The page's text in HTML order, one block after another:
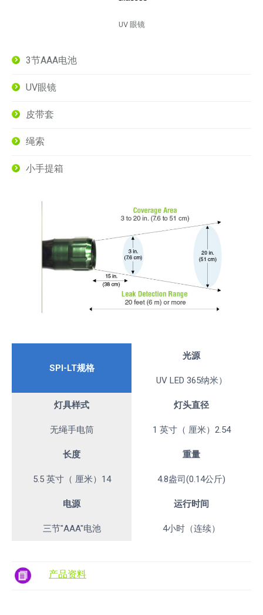
UV 眼镜
3节AAA电池
UV眼镜
皮带套
绳索
小手提箱
SPI-LT规格
光源
UV LED 365纳米）
灯具样式 灯头直径
无绳手电筒 1 英寸（ 厘米）2.54
长度 重量
5.5 英寸（ 厘米）14 4.8盎司(0.14公斤)
电源 运行时间
三节"AAA"电池 4小时（连续）
产品资料